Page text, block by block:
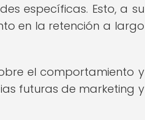
específicas. Esto, a su
en la retención a largo
el comportamiento y
futuras de marketing y